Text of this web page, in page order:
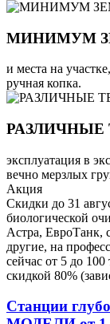
МИНИМУМ
и места на
ручная копка.
РАЗЛИЧНЫЕ
эксплуатация в
вечно мерзлых
Акция
Скидки до 31
биологической
Астра, ЕвроТанк,
другие, на
сейчас от 5 до
скидкой 80%
Станции